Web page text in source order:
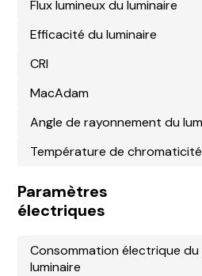
Flux lumineux du luminaire
Efficacité du luminaire
CRI
MacAdam
Angle de rayonnement du
Température de chromaticité
Paramètres
électriques
Consommation électrique du
luminaire